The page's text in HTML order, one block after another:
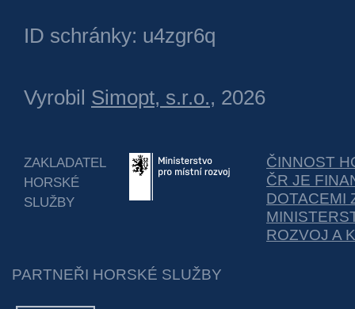
ID schránky: u4zgr6q
Vyrobil Simopt, s.r.o., 2026
ZAKLADATEL
HORSKÉ
SLUŽBY
ČINNOST
ČR JE
DOTACEMI
ROZVOJ A
PARTNEŘI HORSKÉ SLUŽBY